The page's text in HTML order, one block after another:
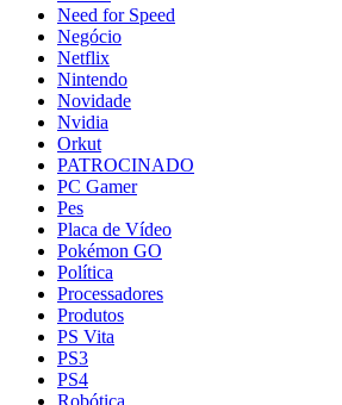
Need for Speed
Negócio
Netflix
Nintendo
Novidade
Nvidia
Orkut
PATROCINADO
PC Gamer
Pes
Placa de Vídeo
Pokémon GO
Política
Processadores
Produtos
PS Vita
PS3
PS4
Robótica